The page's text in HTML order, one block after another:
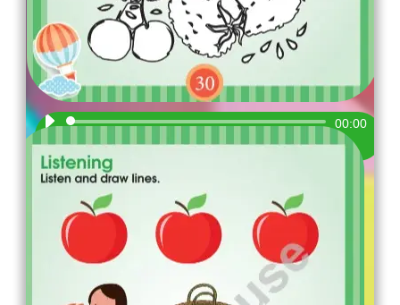
Audio
Player
00:00